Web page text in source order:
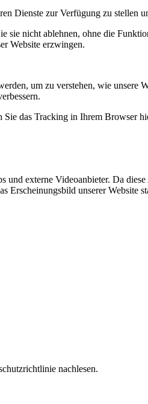
Dienste zur Verfügung zu stellen
nicht ablehnen, ohne die
Website erzwingen.
um zu verstehen, wie
das Tracking in Ihrem Browser
externe Videoanbieter. Da
Erscheinungsbild unserer
nachlesen.